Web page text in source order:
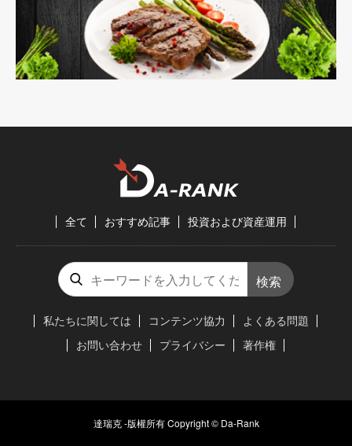
全て おすすめ記事 投資および資産運用
検索
私たちに関しては コンテンツ協力
よくある問題
お問い合わせ
プライバシー 著作権
達瑞克 -版權所有 Copyright © Da-Rank